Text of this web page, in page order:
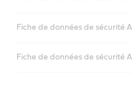
Fiche de données de sécurité
Fiche de données de sécurité